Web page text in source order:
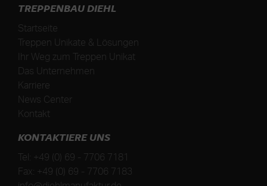
TREPPENBAU DIEHL
Startseite
Treppen Unikate & Lösungen
Ihr Weg zum Treppen Unikat
Das Unternehmen
Karriere
News Center
Kontakt
KONTAKTIERE UNS
Tel: +49 (0) 69 - 7706 7181
Fax: +49 (0) 69 - 7706 7183